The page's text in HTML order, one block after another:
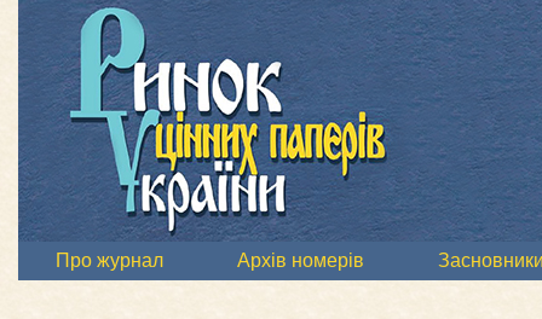
Про журнал Архів номерів